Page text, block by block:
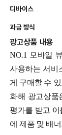
디바이스
과금 방식
광고상품 내용
NO.1 모바일
사용하는 서비
게 구매할 수
화해 광고상품
평가를 받고 이
에 제품 및 배